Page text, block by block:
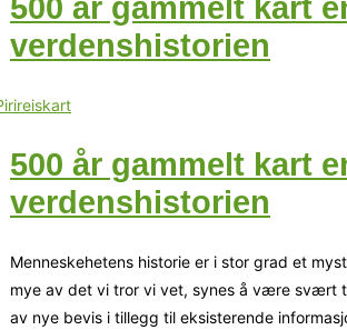
500 år gammelt kart
verdenshistorien
500 år gammelt kart
verdenshistorien
Menneskehetens historie er i stor grad et
mye av det vi tror vi vet, synes å være svært
av nye bevis i tillegg til eksisterende